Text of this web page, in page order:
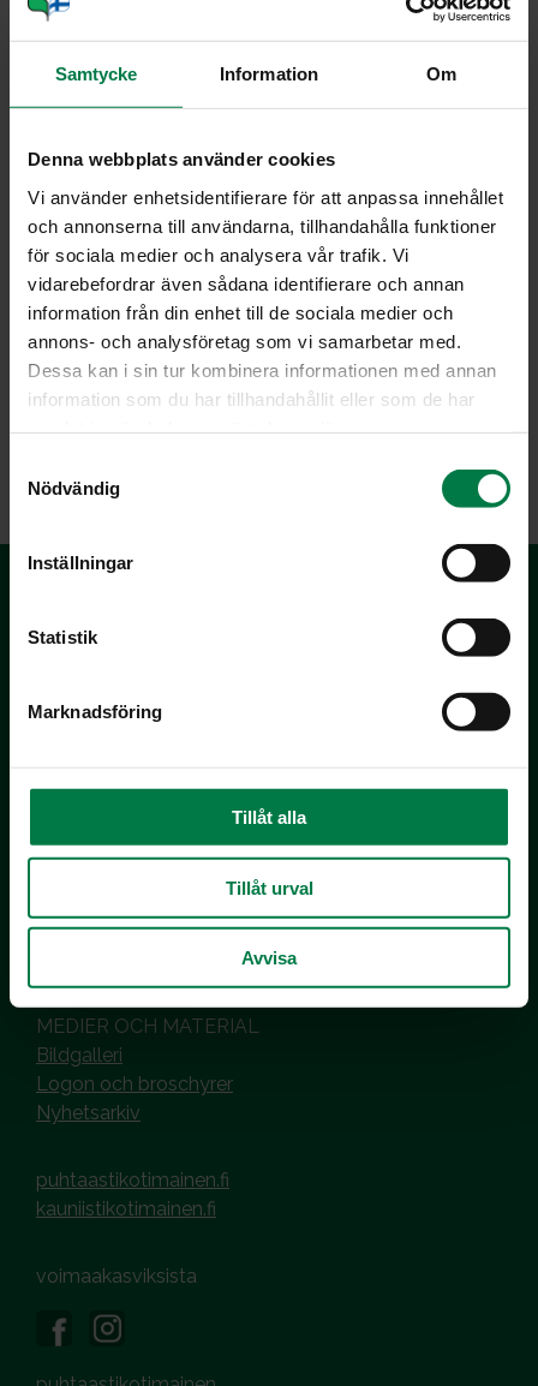
Samtycke Information Om
Denna webbplats använder cookies
Vi använder enhetsidentifierare för att anpassa innehållet
och annonserna till användarna, tillhandahålla funktioner
för sociala medier och analysera vår trafik. Vi
vidarebefordrar även sådana identifierare och annan
information från din enhet till de sociala medier och
annons- och analysföretag som vi samarbetar med.
Dessa kan i sin tur kombinera informationen med annan
information som du har tillhandahållit eller som de har
t
Nödvändig
Inställningar
Statistik
Marknadsföring
Tillåt alla
Tillåt urval
Avvisa
Inhemska Trädgårdsprodukter
co MTK / Laatua Suomesta OY
PL 510
Hantering av cookies
Dataskyddsbeskrivning
MEDIER OCH MATERIAL
Bildgalleri
Logon och broschyrer
Nyhetsarkiv
puhtaastikotimainen.fi
kauniistikotimainen.fi
voimaakasviksista